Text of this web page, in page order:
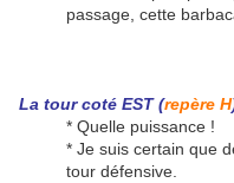
passage, cette
La tour coté EST (repère H
* Quelle puissance !
* Je suis certain que
tour défensive.